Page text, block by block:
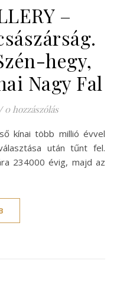
–
hegy,
Nagy Fal
0 hozzászólás
után tűnt fel.
234000 évig, majd az